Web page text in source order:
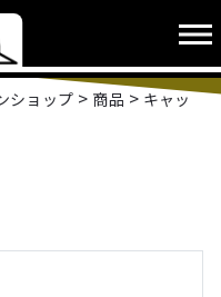
ショップ > 商品 > キャッ